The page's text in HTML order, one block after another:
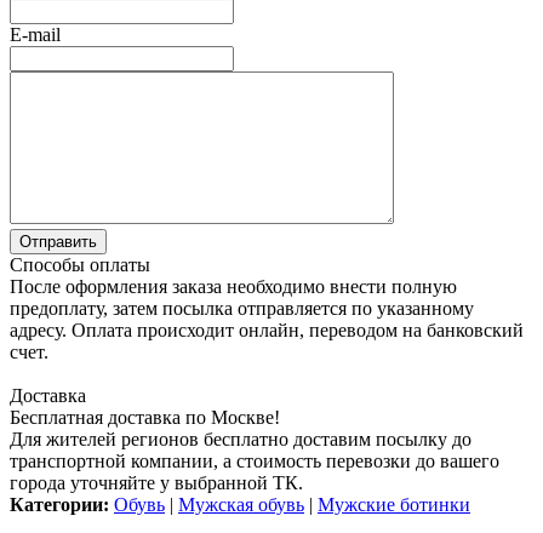
E-mail
Способы оплаты
После оформления заказа необходимо внести полную
предоплату, затем посылка отправляется по указанному
адресу. Оплата происходит онлайн, переводом на банковский
счет.
Доставка
Бесплатная доставка по Москве!
Для жителей регионов бесплатно доставим посылку до
транспортной компании, а стоимость перевозки до вашего
города уточняйте у выбранной ТК.
Категории: Обувь | Мужская обувь | Мужские ботинки